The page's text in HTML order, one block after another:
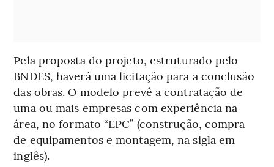
Pela proposta do projeto, estruturado pelo
BNDES, haverá uma licitação para a conclusão
das obras. O modelo prevê a contratação de
uma ou mais empresas com experiência na
área, no formato “EPC” (construção, compra
de equipamentos e montagem, na sigla em
inglês).